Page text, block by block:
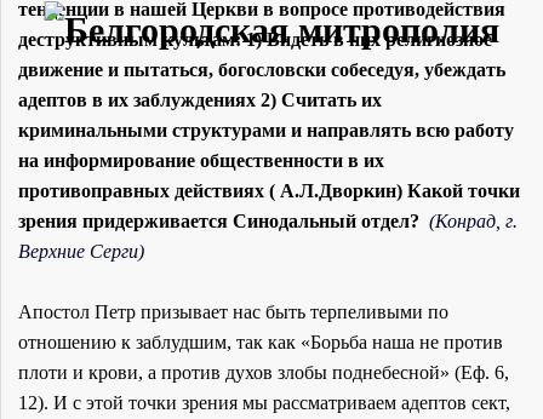
тенденции в нашей Церкви в вопросе противодействия
деструктивным культам: 1) Видеть в них религиозное
движение и пытаться, богословски собеседуя, убеждать
адептов в их заблуждениях 2) Считать их
криминальными структурами и направлять всю работу
на информирование общественности в их
противоправных действиях ( А.Л.Дворкин) Какой точки
зрения придерживается Синодальный отдел? (Конрад, г.
Верхние Серги)
Апостол Петр призывает нас быть терпеливыми по
отношению к заблудшим, так как «Борьба наша не против
плоти и крови, а против духов злобы поднебесной» (Еф. 6,
12). И с этой точки зрения мы рассматриваем адептов сект,